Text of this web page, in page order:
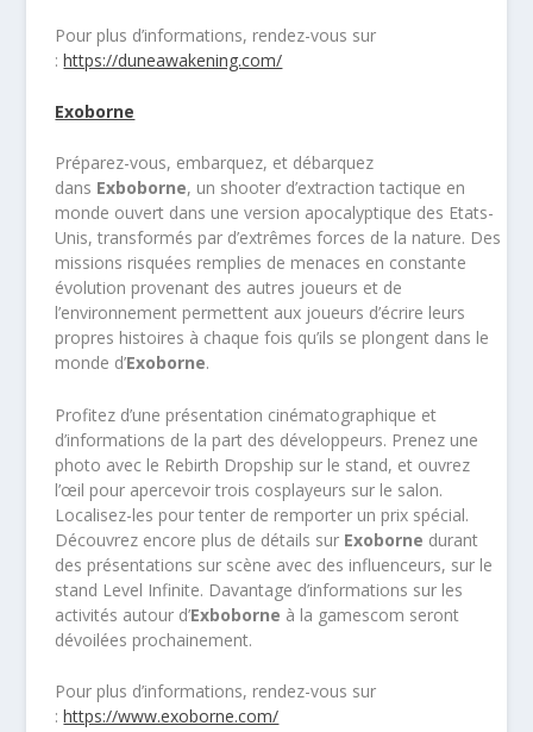
Pour plus d’informations, rendez-vous sur
:https://duneawakening.com/
Exoborne
Préparez-vous, embarquez, et débarquez
dans Exboborne, un shooter d’extraction tactique en
monde ouvert dans une version apocalyptique des Etats-
Unis, transformés par d’extrêmes forces de la nature. Des
missions risquées remplies de menaces en constante
évolution provenant des autres joueurs et de
l’environnement permettent aux joueurs d’écrire leurs
propres histoires à chaque fois qu’ils se plongent dans le
monde d’Exoborne.
Profitez d’une présentation cinématographique et
d’informations de la part des développeurs. Prenez une
photo avec le Rebirth Dropship sur le stand, et ouvrez
l’œil pour apercevoir trois cosplayeurs sur le salon.
Localisez-les pour tenter de remporter un prix spécial.
Découvrez encore plus de détails sur Exoborne durant
des présentations sur scène avec des influenceurs, sur le
stand Level Infinite. Davantage d’informations sur les
activités autour d’Exboborne à la gamescom seront
dévoilées prochainement.
Pour plus d’informations, rendez-vous sur
:https://www.exoborne.com/